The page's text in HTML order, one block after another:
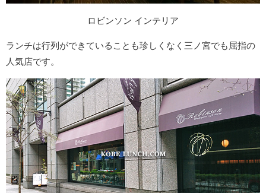
ロビンソン インテリア
ランチは行列ができていることも珍しくなく三ノ宮でも屈指の
人気店です。